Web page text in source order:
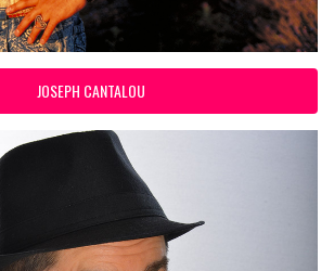
JOSEPH CANTALOU